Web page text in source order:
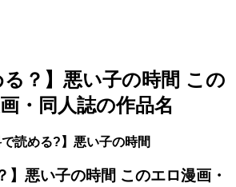
？】 悪い子の時間 この
・同人誌の作品名
で読める?】悪い子の時間
悪い子の時間 このエロ漫画・